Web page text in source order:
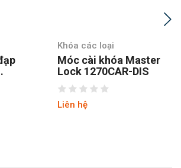
Khóa các loại
Móc cài khóa Master
Lock 1270CAR-DIS
Liên hệ